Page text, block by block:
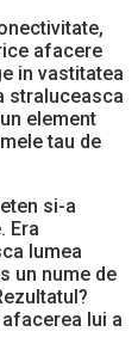
afacere
in vastitatea
straluceasca
element
tau de
si-a
Era
lumea
un nume de
lui a